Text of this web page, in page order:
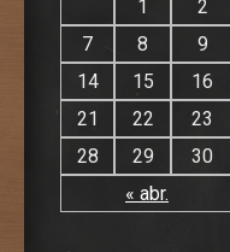
« abr.
1 2
7
8 9
14
15 16
21
22 23
28
29 30